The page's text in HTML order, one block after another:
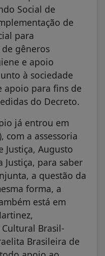
Social de
de
para
gêneros
e apoio
à sociedade
apoio para fins de
do Decreto.
já entrou em
com a assessoria
Justiça, Augusto
para saber
a questão da
forma, a
está em
Brasil-
Brasileira de